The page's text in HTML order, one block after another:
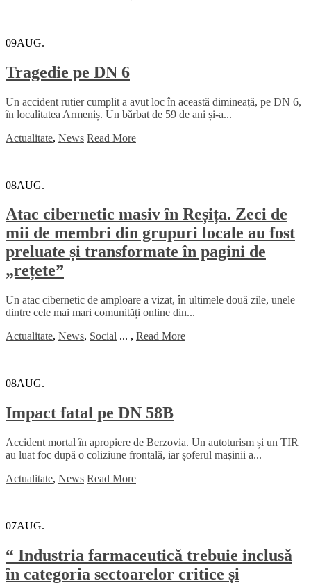
09AUG.
Tragedie pe DN 6
Un accident rutier cumplit a avut loc în această dimineață, pe DN 6,
în localitatea Armeniș. Un bărbat de 59 de ani și-a...
Actualitate, News Read More
08AUG.
Atac cibernetic masiv în Reșița. Zeci de
mii de membri din grupuri locale au fost
preluate și transformate în pagini de
„rețete”
Un atac cibernetic de amploare a vizat, în ultimele două zile, unele
dintre cele mai mari comunități online din...
Actualitate, News, Social ... , Read More
08AUG.
Impact fatal pe DN 58B
Accident mortal în apropiere de Berzovia. Un autoturism și un TIR
au luat foc după o coliziune frontală, iar șoferul mașinii a...
Actualitate, News Read More
07AUG.
“ Industria farmaceutică trebuie inclusă
în categoria sectoarelor critice și